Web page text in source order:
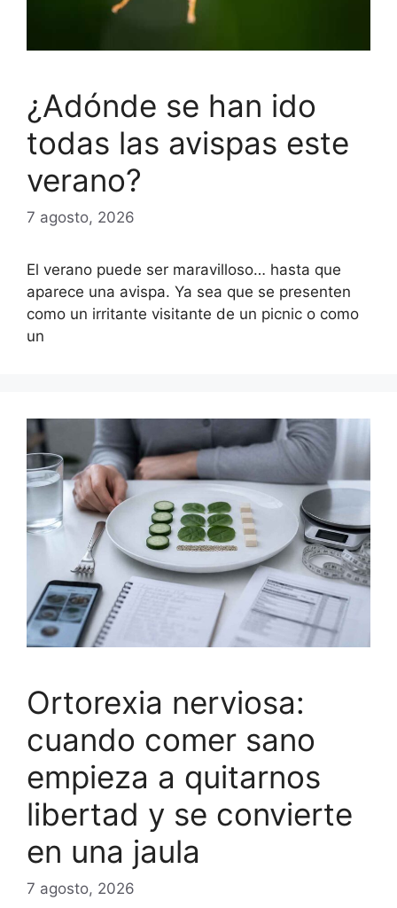
¿Adónde se han ido
todas las avispas este
verano?
7 agosto, 2026
El verano puede ser maravilloso… hasta que
aparece una avispa. Ya sea que se presenten
como un irritante visitante de un picnic o como
un
Ortorexia nerviosa:
cuando comer sano
empieza a quitarnos
libertad y se convierte
en una jaula
7 agosto, 2026